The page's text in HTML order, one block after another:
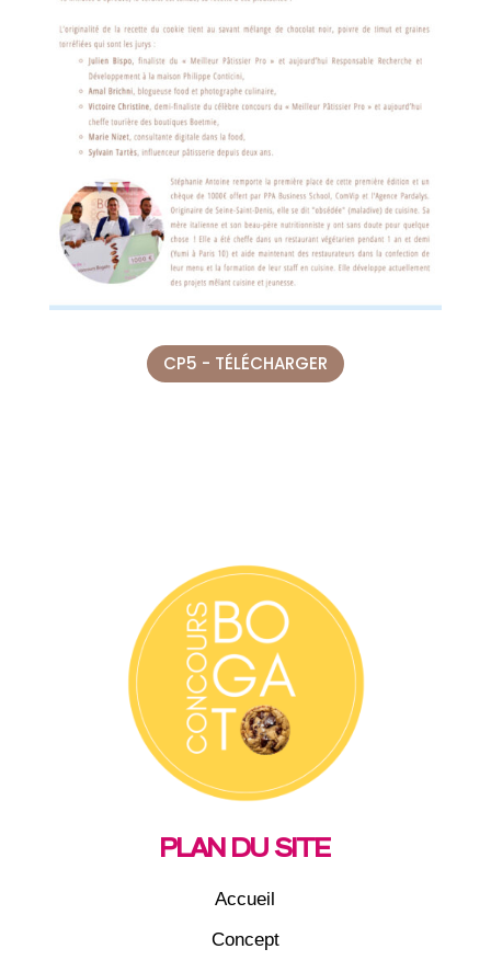
CP5 - TÉLÉCHARGER
PLAN DU SITE
Accueil
Concept